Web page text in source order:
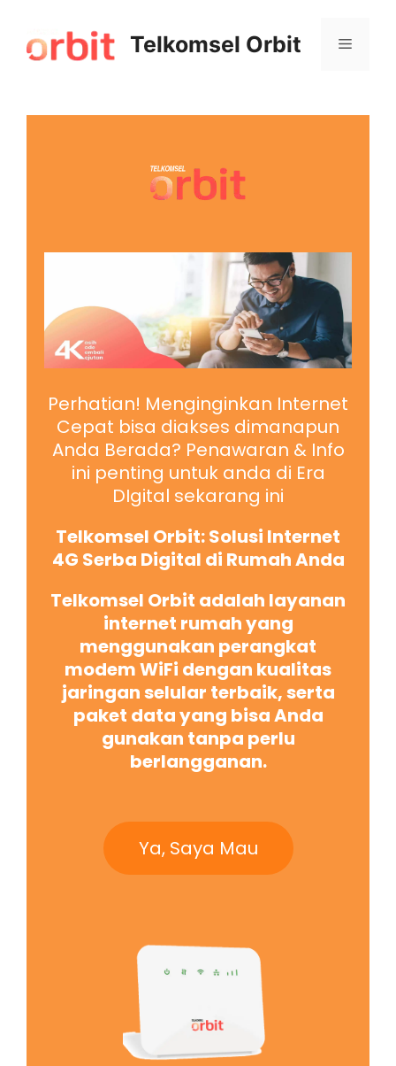
Telkomsel Orbit
Perhatian! Menginginkan Internet
Cepat bisa diakses dimanapun
Anda Berada? Penawaran & Info
ini penting untuk anda di Era
DIgital sekarang ini
Telkomsel Orbit: Solusi Internet
4G Serba Digital di Rumah Anda
Telkomsel Orbit adalah layanan
internet rumah yang
menggunakan perangkat
modem WiFi dengan kualitas
jaringan selular terbaik, serta
paket data yang bisa Anda
gunakan tanpa perlu
berlangganan.
Ya, Saya Mau